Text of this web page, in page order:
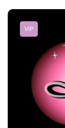
VIP